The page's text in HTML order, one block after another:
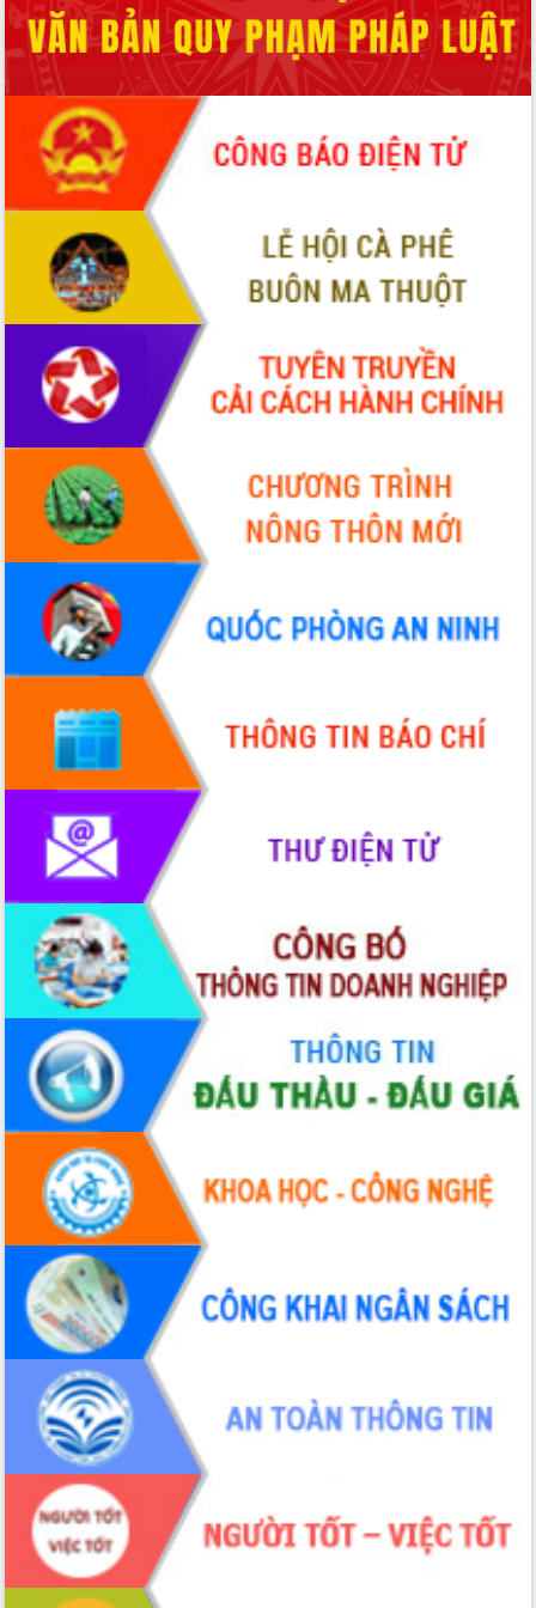
nhất, Quốc hội khóa XVI
Quyết liệt cải cách hành chính, khơi
thông nguồn lực phát triển
Nâng cao hiệu lực, hiệu quả HĐND
tỉnh thông qua hiện đại hóa hành chính
Xã Ea Phê gắn cải cách hành chính với
chuyển đổi số
Phó Chủ tịch Thường trực UBND tỉnh
Hồ Thị Nguyên Thảo làm việc tại Trung
tâm Phục vụ hành chính công xã Ea
Xây dựng nền hành chính số đồng
hành cùng nông dân dân, doanh nghiệp
Giai đoạn 2026-2030, Đắk Lắk phấn
đấu có 77% xã đạt chuẩn nông thôn
mới
Chuyển đổi số 'mở đường' cho nông
nghiệp Đắk Lắk tăng trưởng bứt phá
Triển khai đồng bộ đo đạc, lập hồ sơ
địa chính, hoàn thiện cơ sở dữ liệu đất
Ứng dụng sinh trắc học - Bước tiến
trong hành trình chuyển đổi số tại Đắk
Lắk
Đắk Lắk nâng cao hiệu quả công tác
Đảng từ Sổ tay đảng viên điện tử
Đắk Lắk đẩy mạnh nuôi biển công
nghệ, hướng tới phát triển thủy sản
bền vững
Tập huấn nâng cao năng lực triển khai
chuyển đổi số cho cán bộ, công chức
cấp xã
Đắk Lắk phát động hưởng ứng Ngày
Quyền của người tiêu dùng Việt Nam
2026
Đẩy mạnh cải cách hành chính, quyết
tâm đạt được mục tiêu tăng trưởng
hai con số trong năm 2026
Tổ chức trang trọng Lễ hội Đền thờ
Lương Văn Chánh năm 2026
Phó Bí thư Tỉnh ủy Đắk Lắk Đỗ Hữu
Huy giữ chức Bí thư Đảng ủy Ủy Ban
Nhân dân tỉnh
Bệnh án điện tử thúc đẩy chuyển đổi
số y tế tại Đắk Lắk
Chuyển đổi số thư viện: Mở rộng
không gian tri thức trong thời đại số
Đánh giá, rút kinh nghiệm công tác tổ
chức diễn tập trước ngày bầu cử
Chương trình “Gặp gỡ hữu nghị –
Friendship Meeting New Year 2026”
Bầu cử Quốc hội và HĐND: Cử tri Đắk
Lắk gửi gắm niềm tin, kỳ vọng vào lá
phiếu
Đắk Lắk sẵn sàng các điều kiện cho
Ngày hội bầu cử đại biểu Quốc hội
khóa XVI và HĐND các cấp nhiệm kỳ
2026-2031
Đảm bảo cuộc bầu cử đại biểu Quốc
hội và đại biểu HĐND các cấp diễn ra
an toàn, hiệu quả, đúng quy định